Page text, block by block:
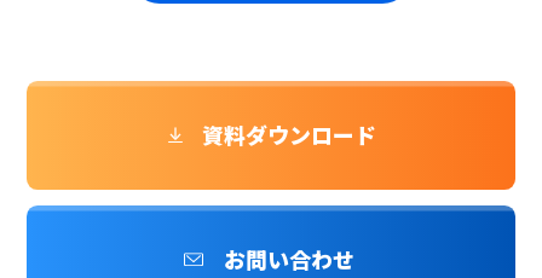
資料ダウンロード
お問い合わせ